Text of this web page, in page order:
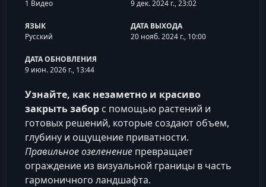
1 Видео
9 дек. 2024 г., 23:02
ЯЗЫК
Русский
ДАТА ВЫХОДА
20 нояб. 2024 г., 10:00
ДАТА ОБНОВЛЕНИЯ
9 июн. 2026 г., 13:44
Узнайте, как незаметно и красиво
закрыть забор с помощью растений и
готовых решений, которые создают объем,
глубину и ощущение приватности.
Правильное озеленение превращает
ограждение из визуальной границы в часть
гармоничного ландшафта.